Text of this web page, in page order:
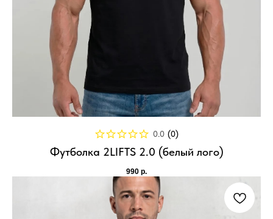
0.0 (0)
Футболка 2LIFTS 2.0 (белый лого)
990 р.